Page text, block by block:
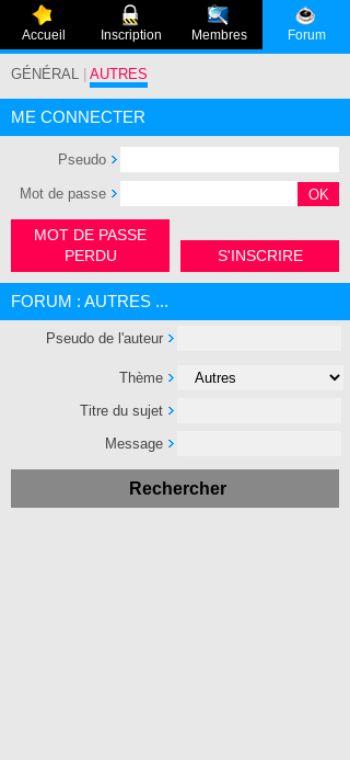
Accueil Inscription Membres Forum
GÉNÉRAL AUTRES
ME CONNECTER
Pseudo
Mot de passe
MOT DE PASSE
PERDU
S'INSCRIRE
FORUM : AUTRES ...
Pseudo de l'auteur
Thème
Titre du sujet
Message